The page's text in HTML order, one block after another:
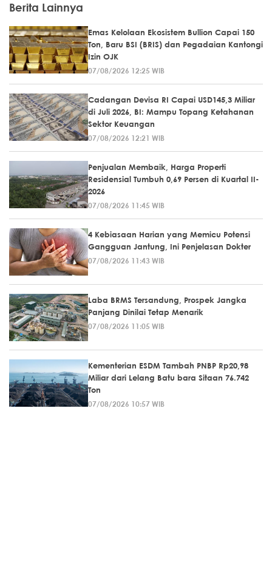
Berita Lainnya
Emas Kelolaan Ekosistem Bullion Capai 150
Ton, Baru BSI (BRIS) dan Pegadaian Kantongi
Izin OJK
07/08/2026 12:25 WIB
Cadangan Devisa RI Capai USD145,3 Miliar
di Juli 2026, BI: Mampu Topang Ketahanan
Sektor Keuangan
07/08/2026 12:21 WIB
Penjualan Membaik, Harga Properti
Residensial Tumbuh 0,69 Persen di Kuartal II-
2026
07/08/2026 11:45 WIB
4 Kebiasaan Harian yang Memicu Potensi
Gangguan Jantung, Ini Penjelasan Dokter
07/08/2026 11:43 WIB
Laba BRMS Tersandung, Prospek Jangka
Panjang Dinilai Tetap Menarik
07/08/2026 11:05 WIB
Kementerian ESDM Tambah PNBP Rp20,98
Miliar dari Lelang Batu bara Sitaan 76.742
Ton
07/08/2026 10:57 WIB